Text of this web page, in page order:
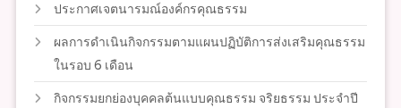
ประกาศเจตนารมณ์องค์กรคุณธรรม
ผลการดำเนินกิจกรรมตามแผนปฏิบัติการส่งเสริมคุณธรรม
ในรอบ 6 เดือน
กิจกรรมยกย่องบุคคลต้นแบบคุณธรรม จริยธรรม ประจำปี